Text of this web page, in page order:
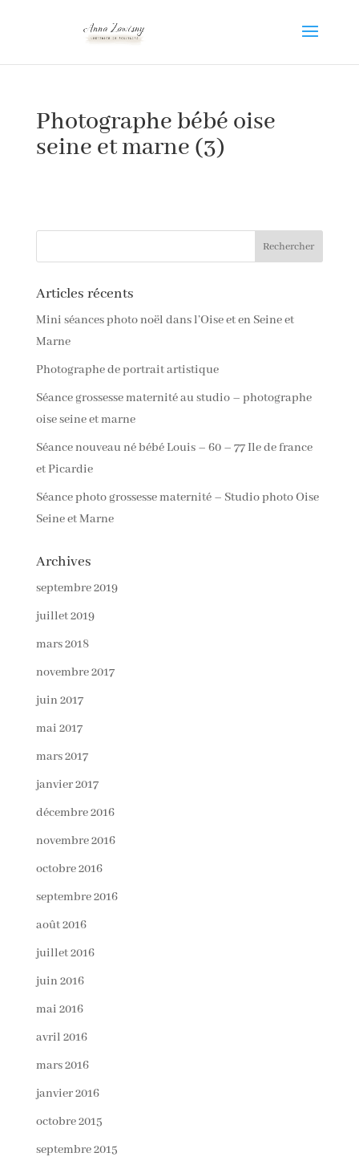
Photographe bébé oise
seine et marne (3)
Articles récents
Mini séances photo noël dans l’Oise et en Seine et
Marne
Photographe de portrait artistique
Séance grossesse maternité au studio – photographe
oise seine et marne
Séance nouveau né bébé Louis – 60 – 77 Ile de france
et Picardie
Séance photo grossesse maternité – Studio photo Oise
Seine et Marne
Archives
septembre 2019
juillet 2019
mars 2018
novembre 2017
juin 2017
mai 2017
mars 2017
janvier 2017
décembre 2016
novembre 2016
octobre 2016
septembre 2016
août 2016
juillet 2016
juin 2016
mai 2016
avril 2016
mars 2016
janvier 2016
octobre 2015
septembre 2015